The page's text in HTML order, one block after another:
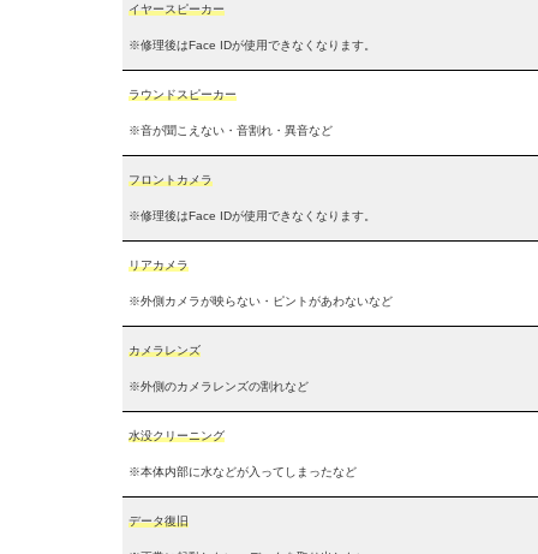
イヤースピーカー
※修理後はFace IDが使用できなくなります。
ラウンドスピーカー
※音が聞こえない・音割れ・異音など
フロントカメラ
※修理後はFace IDが使用できなくなります。
リアカメラ
※外側カメラが映らない・ピントがあわないなど
カメラレンズ
※外側のカメラレンズの割れなど
水没クリーニング
※本体内部に水などが入ってしまったなど
データ復旧